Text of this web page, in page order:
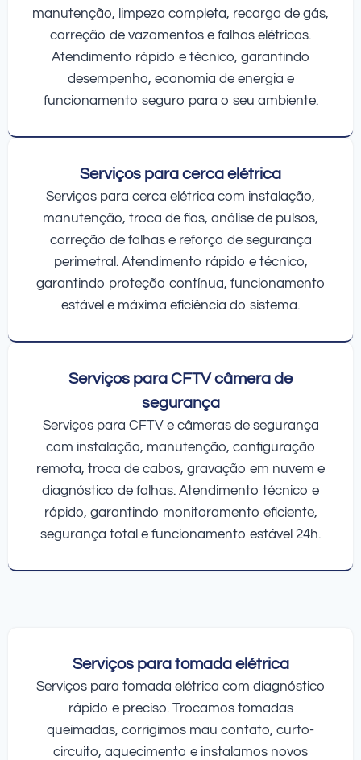
manutenção, limpeza completa, recarga de gás,
correção de vazamentos e falhas elétricas.
Atendimento rápido e técnico, garantindo
desempenho, economia de energia e
funcionamento seguro para o seu ambiente.
Serviços para cerca elétrica
Serviços para cerca elétrica com instalação,
manutenção, troca de fios, análise de pulsos,
correção de falhas e reforço de segurança
perimetral. Atendimento rápido e técnico,
garantindo proteção contínua, funcionamento
estável e máxima eficiência do sistema.
Serviços para CFTV câmera de
segurança
Serviços para CFTV e câmeras de segurança
com instalação, manutenção, configuração
remota, troca de cabos, gravação em nuvem e
diagnóstico de falhas. Atendimento técnico e
rápido, garantindo monitoramento eficiente,
segurança total e funcionamento estável 24h.
Serviços para tomada elétrica
Serviços para tomada elétrica com diagnóstico
rápido e preciso. Trocamos tomadas
queimadas, corrigimos mau contato, curto-
circuito, aquecimento e instalamos novos